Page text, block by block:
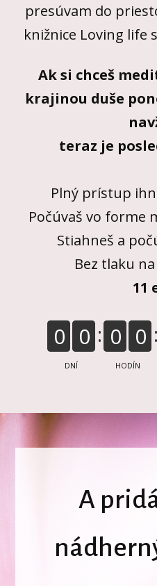
presúvam do
knižnice Loving life
Ak si chceš
krajinou duše
teraz je
Plný prístup
Počúvaš vo forme
Stiahneš a
Bez tlaku
11
0 0
DNÍ
0 0
HODÍN
A